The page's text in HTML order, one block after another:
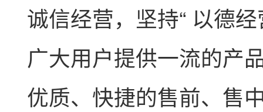
诚信经营，坚持“ 以德
广大用户提供一流的产
优质、快捷的售前、售